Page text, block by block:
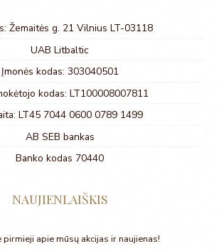
Žemaitės g. 21 Vilnius LT-03118
UAB Litbaltic
Įmonės kodas: 303040501
kodas: LT100008007811
LT45 7044 0600 0789 1499
AB SEB bankas
Banko kodas 70440
NAUJIENLAIŠKIS
pirmieji apie mūsų akcijas ir naujienas!